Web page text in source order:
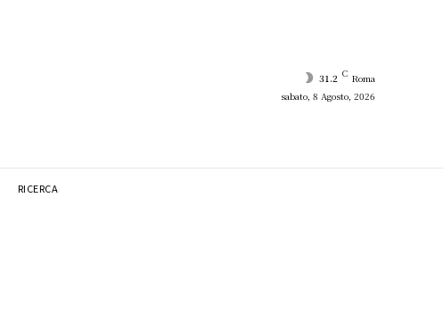
31.2 C Roma
sabato, 8 Agosto, 2026
RICERCA